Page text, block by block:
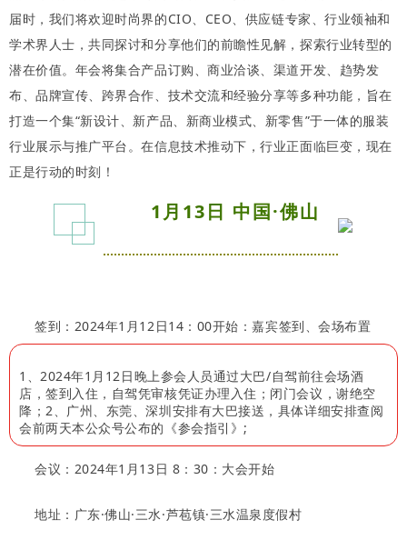
届时，我们将欢迎时尚界的CIO、CEO、供应链专家、行业领袖和
学术界人士，共同探讨和分享他们的前瞻性见解，探索行业转型的
潜在价值。年会将集合产品订购、商业洽谈、渠道开发、趋势发
布、品牌宣传、跨界合作、技术交流和经验分享等多种功能，旨在
打造一个集“新设计、新产品、新商业模式、新零售”于一体的服装
行业展示与推广平台。在信息技术推动下，行业正面临巨变，现在
正是行动的时刻！
1月13日 中国·佛山
签到： 2024年1月12日14：00开始：嘉宾签到、会场布置
1、2024年1月12日晚上参会人员通过大巴/自驾前往会场酒
店，签到入住，自驾凭审核凭证办理入住；闭门会议，谢绝空
降；2、广州、东莞、深圳安排有大巴接送，具体详细安排查阅
会前两天本公众号公布的《参会指引》;
会议： 2024年1月13日 8：30：大会开始
地址： 广东·佛山·三水·芦苞镇·三水温泉度假村